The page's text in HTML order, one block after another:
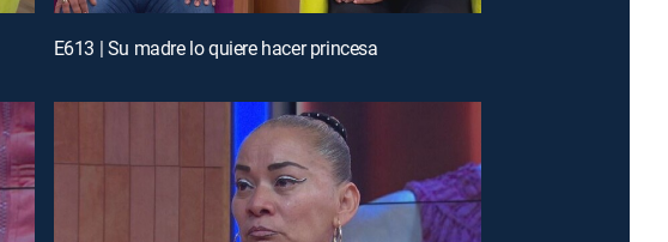
E613 | Su madre lo quiere hacer princesa